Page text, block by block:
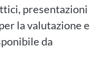
presentazioni
la valutazione e
da